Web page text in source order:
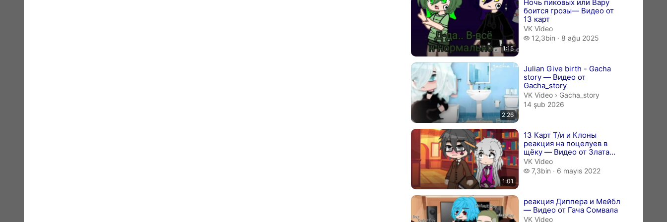
1:15
Ночь пиковых или Вару
боится грозы— Видео от
13 карт
VK Video
12,3bin
12,3 bin izleme8 ağu 2025
2:26
Julian Give birth - Gacha
story — Видео от
Gacha_story
VK Video › Gacha_story.
Gacha_story
14 şub 2026
1:01
13 Карт Т/и и Клоны
реакция на поцелуев в
щëку — Видео от Злата
Заяц
VK Video
7,3bin
7,3 bin izleme6 mayıs 2022
реакция Диппера и Мейбл
— Видео от Гача Сомвала
VK Video